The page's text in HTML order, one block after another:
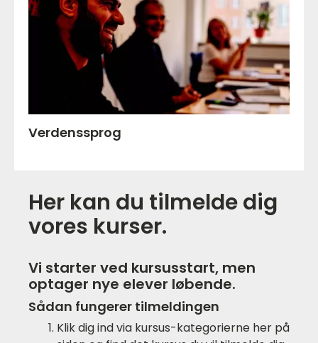
Verdenssprog
Her kan du tilmelde dig
vores kurser.
Vi starter ved kursusstart, men
optager nye elever løbende.
Sådan fungerer tilmeldingen
Klik dig ind via kursus-kategorierne her på